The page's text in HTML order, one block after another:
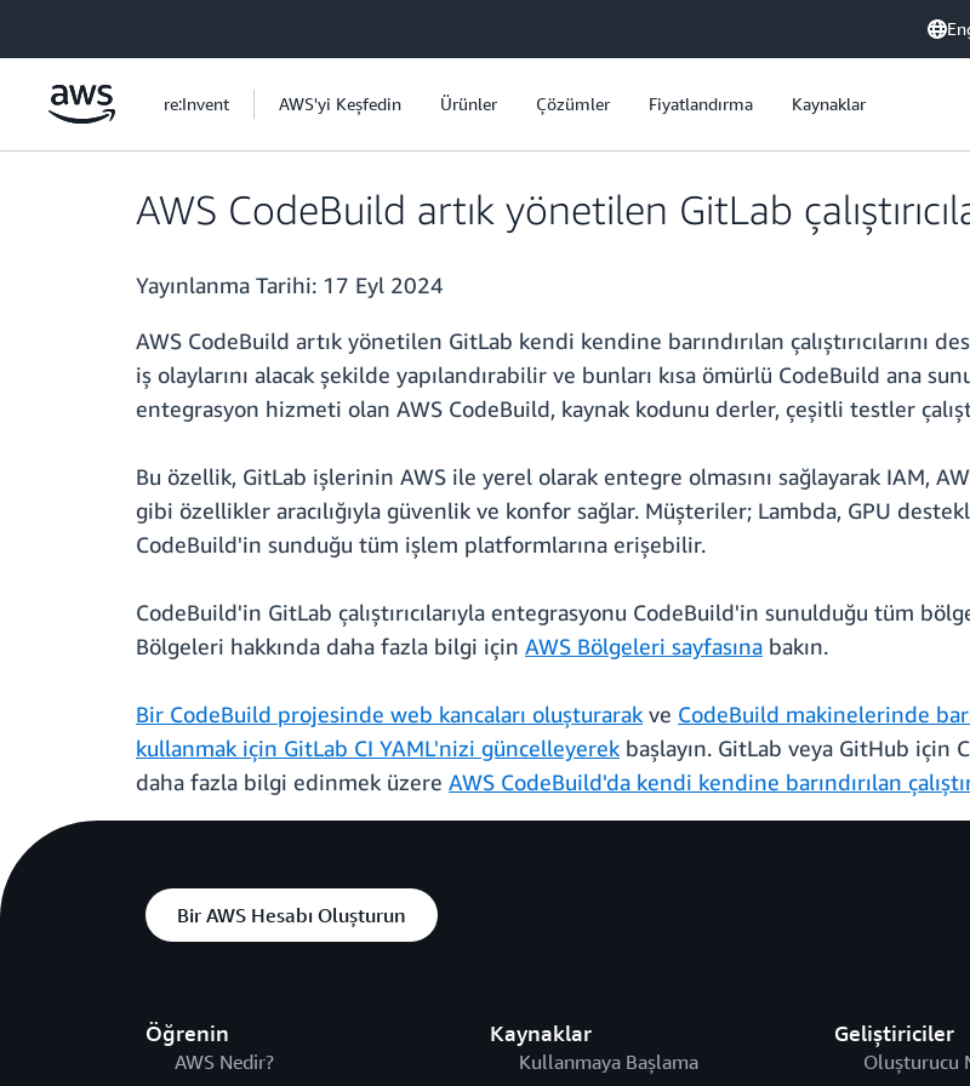
re:Invent AWS'yi Keşfedin Ürünler Çözümler Fiyatlandırma Kaynaklar
AWS CodeBuild artık yönetilen GitLab
Yayınlanma Tarihi: 17 Eyl 2024
AWS CodeBuild artık yönetilen GitLab kendi kendine barındırılan
iş olaylarını alacak şekilde yapılandırabilir ve bunları kısa ömürlü CodeBuild ana
entegrasyon hizmeti olan AWS CodeBuild, kaynak kodunu derler, çeşitli testler
Bu özellik, GitLab işlerinin AWS ile yerel olarak entegre olmasını sağlayarak IAM,
gibi özellikler aracılığıyla güvenlik ve konfor sağlar. Müşteriler; Lambda, GPU
CodeBuild'in sunduğu tüm işlem platformlarına erişebilir.
CodeBuild'in GitLab çalıştırıcılarıyla entegrasyonu CodeBuild'in sunulduğu tüm
Bölgeleri hakkında daha fazla bilgi için AWS Bölgeleri sayfasına bakın.
Bir CodeBuild projesinde web kancaları oluşturarak ve CodeBuild makinelerinde
kullanmak için GitLab CI YAML'nizi güncelleyerek başlayın. GitLab veya GitHub için
daha fazla bilgi edinmek üzere AWS CodeBuild'da kendi kendine barındırılan
Bir AWS Hesabı Oluşturun
Öğrenin
AWS Nedir?
Kaynaklar
Kullanmaya Başlama
Geliştiriciler
Oluşturucu